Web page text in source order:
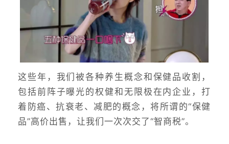
这些年，我们被各种养生概念和保健品收割，
包括前阵子曝光的权健和无限极在内企业，打
着防癌、抗衰老、减肥的概念，将所谓的“保健
品”高价出售，让我们一次次交了“智商税”。